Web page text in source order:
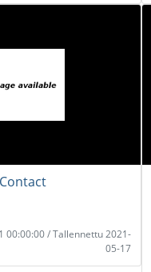
00:00:00 / Tallennettu 2021-
05-17